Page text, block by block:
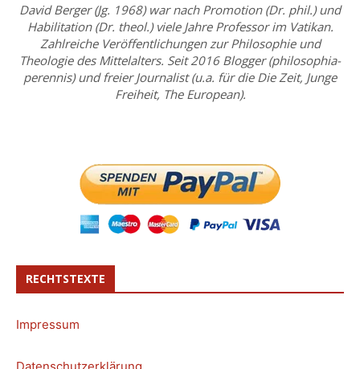
David Berger (Jg. 1968) war nach Promotion (Dr. phil.) und
Habilitation (Dr. theol.) viele Jahre Professor im Vatikan.
Zahlreiche Veröffentlichungen zur Philosophie und
Theologie des Mittelalters. Seit 2016 Blogger (philosophia-
perennis) und freier Journalist (u.a. für die Die Zeit, Junge
Freiheit, The European).
RECHTSTEXTE
Impressum